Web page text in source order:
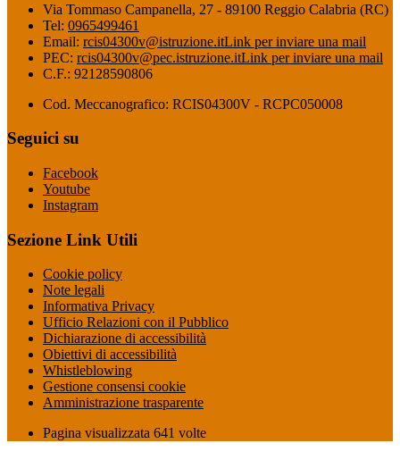
Via Tommaso Campanella, 27 - 89100 Reggio Calabria (RC)
Tel: 0965499461
Email: rcis04300v@istruzione.itLink per inviare una mail
PEC: rcis04300v@pec.istruzione.itLink per inviare una mail
C.F.: 92128590806
Cod. Meccanografico: RCIS04300V - RCPC050008
Seguici su
Facebook
Youtube
Instagram
Sezione Link Utili
Cookie policy
Note legali
Informativa Privacy
Ufficio Relazioni con il Pubblico
Dichiarazione di accessibilità
Obiettivi di accessibilità
Whistleblowing
Gestione consensi cookie
Amministrazione trasparente
Pagina visualizzata 641 volte